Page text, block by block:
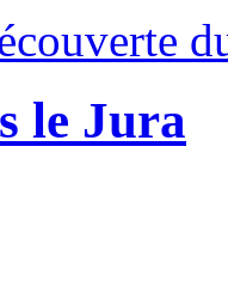
le Jura